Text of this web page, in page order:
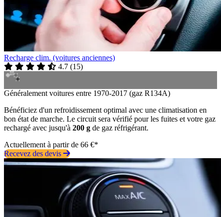
Recharge clim. (voitures anciennes)
4.7 (15)
Généralement voitures entre 1970-2017 (gaz R134A)
Bénéficiez d'un refroidissement optimal avec une climatisation en
bon état de marche. Le circuit sera vérifié pour les fuites et votre gaz
rechargé avec jusqu'à 200 g de gaz réfrigérant.
Actuellement à partir de 66 €*
Recevez des devis